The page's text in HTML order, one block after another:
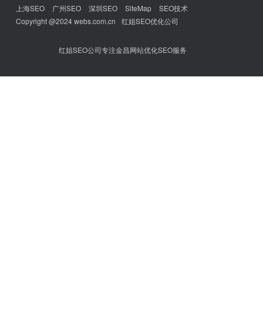
上海SEO
广州SEO 深圳SEO SiteMap
SEO技术
Copyright @2024 webs.com.cn
红姐SEO优化公司
红姐SEO公司专注金昌网站优化SEO服务